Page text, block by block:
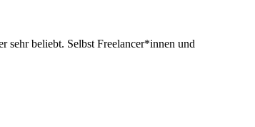
sehr beliebt. Selbst Freelancer*innen und